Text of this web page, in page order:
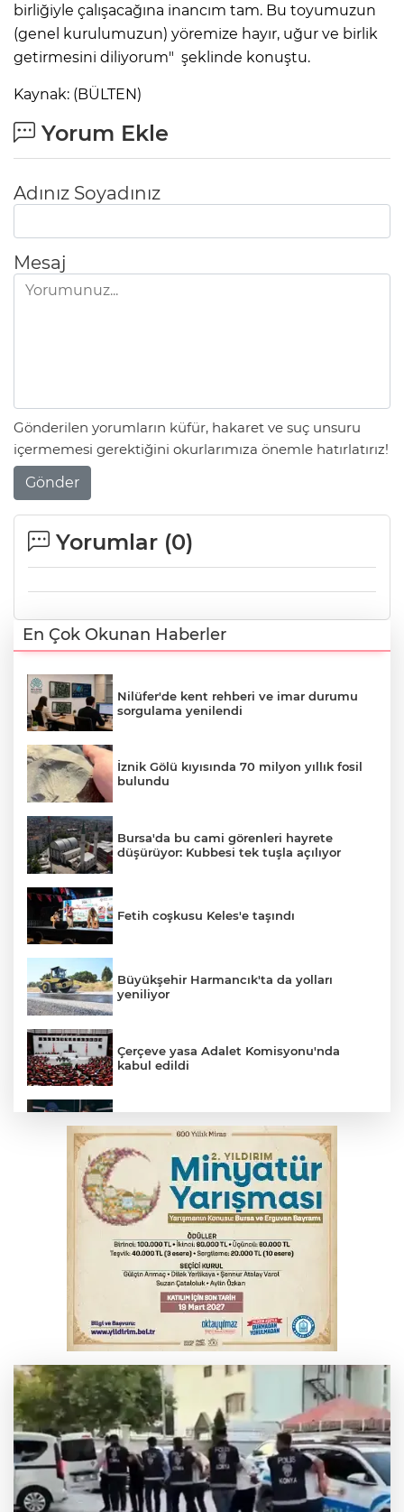
birliğiyle çalışacağına inancım tam. Bu toyumuzun
(genel kurulumuzun) yöremize hayır, uğur ve birlik
getirmesini diliyorum" şeklinde konuştu.
Kaynak: (BÜLTEN)
Yorum Ekle
Adınız Soyadınız
Mesaj
Gönderilen yorumların küfür, hakaret ve suç unsuru
içermemesi gerektiğini okurlarımıza önemle hatırlatırız!
Gönder
Yorumlar (0)
En Çok Okunan Haberler
Nilüfer'de kent rehberi ve imar durumu
sorgulama yenilendi
İznik Gölü kıyısında 70 milyon yıllık fosil
bulundu
Bursa'da bu cami görenleri hayrete
düşürüyor: Kubbesi tek tuşla açılıyor
Fetih coşkusu Keles'e taşındı
Büyükşehir Harmancık'ta da yolları
yeniliyor
Çerçeve yasa Adalet Komisyonu'nda
kabul edildi
kişi tutuklandı
İnegöl’de yangın paniği! Apartmana
sıçrayan alevler söndürüldü
Serbest piyasada döviz fiyatları
Otomobil kanala uçtu: 2 yaralı